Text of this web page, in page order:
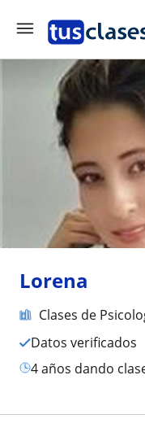
Lorena
Clases de
Datos verificados
4 años dando